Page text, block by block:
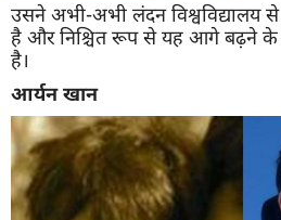
उसने अभी-अभी लंदन विश्वविद्यालय से
है और निश्चित रूप से यह आगे बढ़ने के
है।
आर्यन खान